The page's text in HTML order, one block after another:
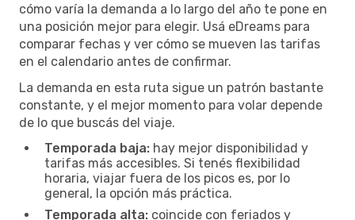
cómo varía la demanda a lo largo del año te pone en
una posición mejor para elegir. Usá eDreams para
comparar fechas y ver cómo se mueven las tarifas
en el calendario antes de confirmar.
La demanda en esta ruta sigue un patrón bastante
constante, y el mejor momento para volar depende
de lo que buscás del viaje.
Temporada baja: hay mejor disponibilidad y
tarifas más accesibles. Si tenés flexibilidad
horaria, viajar fuera de los picos es, por lo
general, la opción más práctica.
Temporada alta: coincide con feriados y